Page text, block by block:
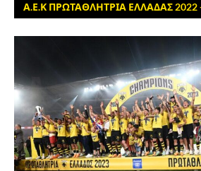
Α.Ε.Κ ΠΡΩΤΑΘΛΗΤΡΙΑ ΕΛΛΑΔΑΣ 2022